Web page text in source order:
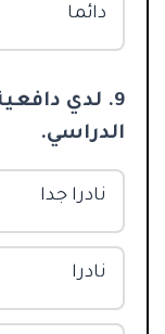
دائما
9. لدي
الدراسي.
نادرا جدا
نادرا